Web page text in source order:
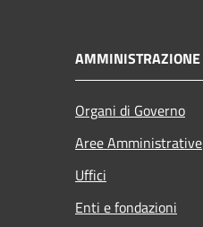
AMMINISTRAZIONE
Organi di Governo
Aree Amministrative
Uffici
Enti e fondazioni